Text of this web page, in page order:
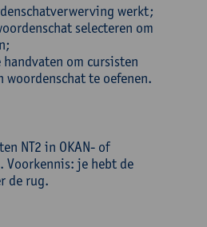
werkt;
selecteren om
om cursisten
woordenschat te oefenen.
NT2 in OKAN- of
Voorkennis: je hebt de
de rug.